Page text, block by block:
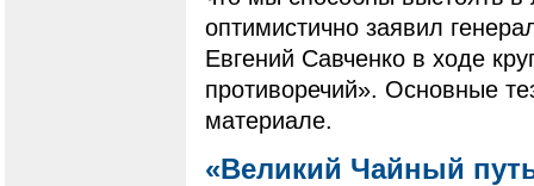
оптимистично заявил
Евгений Савченко в ходе
противоречий». Основные
материале.
«Великий Чайный